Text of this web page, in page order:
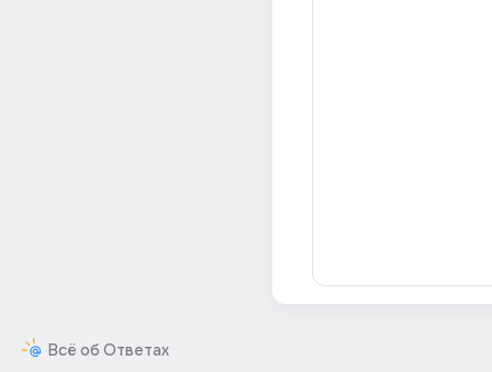
Всё об Ответах